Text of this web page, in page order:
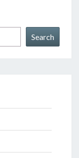
Search